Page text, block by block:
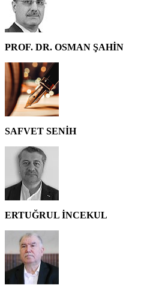
PROF. DR. OSMAN ŞAHİN
SAFVET SENİH
ERTUĞRUL İNCEKUL